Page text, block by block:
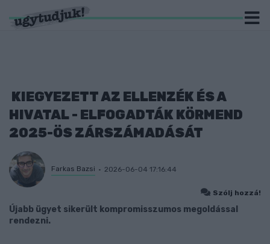
KIEGYEZETT AZ ELLENZÉK ÉS A
HIVATAL - ELFOGADTÁK KÖRMEND
2025-ÖS ZÁRSZÁMADÁSÁT
Farkas Bazsi 2026-06-04 17:16:44
Szólj hozzá!
Újabb ügyet sikerült kompromisszumos megoldással
rendezni.